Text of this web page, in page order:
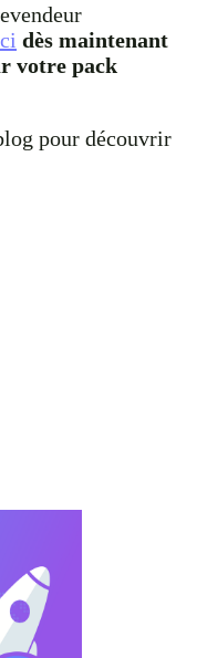
dès maintenant
votre pack
pour découvrir